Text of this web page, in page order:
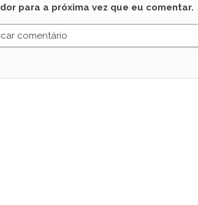
para a próxima vez que eu comentar.